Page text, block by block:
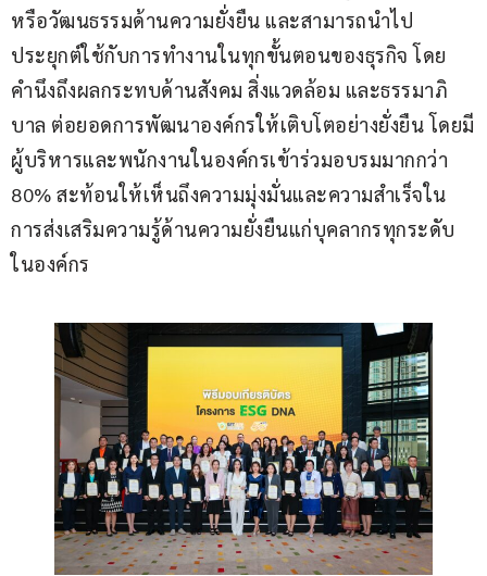
หรือวัฒนธรรมด้านความยั่งยืน และสามารถนำไป
ประยุกต์ใช้กับการทำงานในทุกขั้นตอนของธุรกิจ โดย
คำนึงถึงผลกระทบด้านสังคม สิ่งแวดล้อม และธรรมาภิ
บาล ต่อยอดการพัฒนาองค์กรให้เติบโตอย่างยั่งยืน โดยมี
ผู้บริหารและพนักงานในองค์กรเข้าร่วมอบรมมากกว่า
80% สะท้อนให้เห็นถึงความมุ่งมั่นและความสำเร็จใน
การส่งเสริมความรู้ด้านความยั่งยืนแก่บุคลากรทุกระดับ
ในองค์กร